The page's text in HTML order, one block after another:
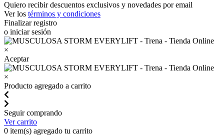
Quiero recibir descuentos exclusivos y novedades por email
Ver los términos y condiciones
Finalizar registro
o iniciar sesión
×
Aceptar
×
Producto agregado a carrito
Seguir comprando
Ver carrito
0 item(s) agregado tu carrito